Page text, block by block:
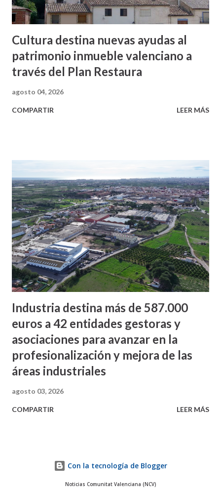
Cultura destina nuevas ayudas al
patrimonio inmueble valenciano a
través del Plan Restaura
agosto 04, 2026
COMPARTIR LEER MÁS
Industria destina más de 587.000
euros a 42 entidades gestoras y
asociaciones para avanzar en la
profesionalización y mejora de las
áreas industriales
agosto 03, 2026
COMPARTIR LEER MÁS
Con la tecnología de Blogger
Noticias Comunitat Valenciana (NCV)